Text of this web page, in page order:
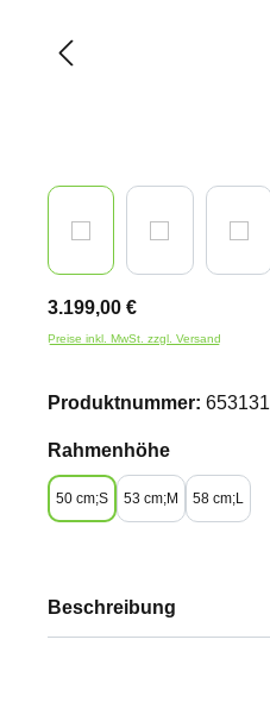
3.199,00 €
Preise inkl. MwSt. zzgl. Versand
Produktnummer: 653131
Rahmenhöheauswählen
50 cm;S 53 cm;M 58 cm;L
Beschreibung